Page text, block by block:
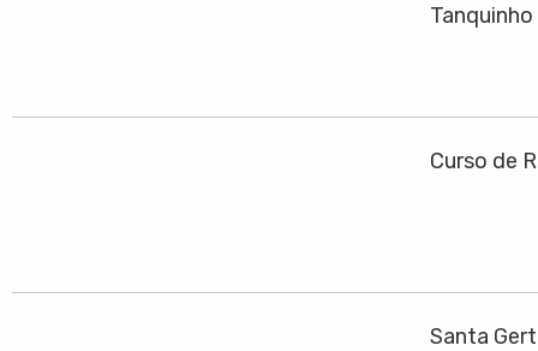
Tanquinho
Curso de
Santa